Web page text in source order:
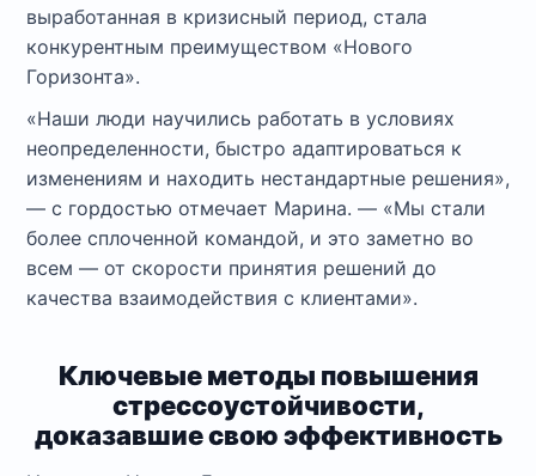
выработанная в кризисный период, стала
конкурентным преимуществом «Нового
Горизонта».
«Наши люди научились работать в условиях
неопределенности, быстро адаптироваться к
изменениям и находить нестандартные решения»,
— с гордостью отмечает Марина. — «Мы стали
более сплоченной командой, и это заметно во
всем — от скорости принятия решений до
качества взаимодействия с клиентами».
Ключевые методы повышения
стрессоустойчивости,
доказавшие свою эффективность